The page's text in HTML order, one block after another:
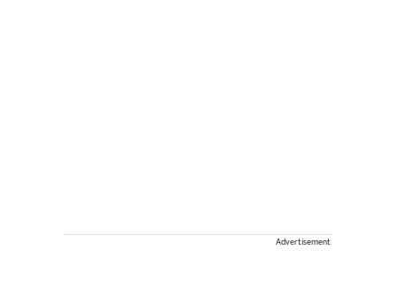
Advertisement